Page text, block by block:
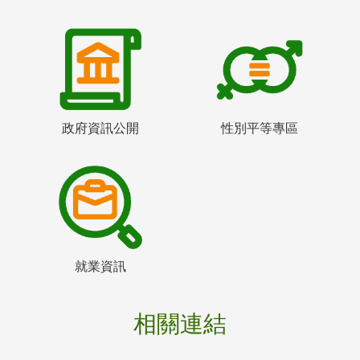
政府資訊公開 性別平等專區
就業資訊
相關連結